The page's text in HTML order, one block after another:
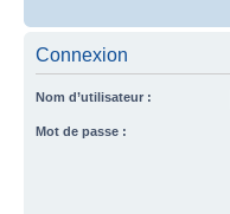
Connexion
Nom d’utilisateur :
Mot de passe :